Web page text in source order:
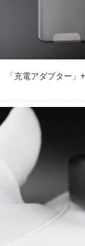
「充電アダプター